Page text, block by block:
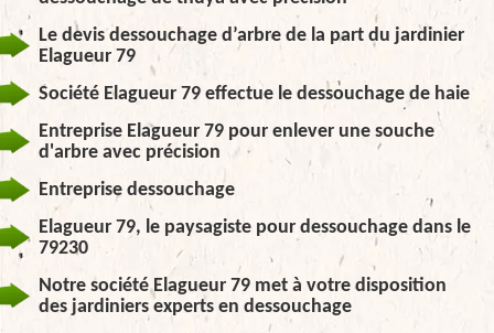
Le devis dessouchage d’arbre de la part du jardinier
Elagueur 79
Société Elagueur 79 effectue le dessouchage de haie
Entreprise Elagueur 79 pour enlever une souche
d'arbre avec précision
Entreprise dessouchage
Elagueur 79, le paysagiste pour dessouchage dans le
79230
Notre société Elagueur 79 met à votre disposition
des jardiniers experts en dessouchage